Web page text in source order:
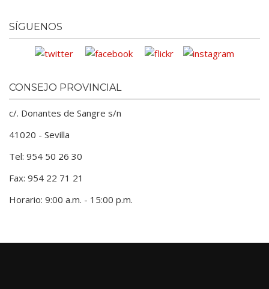
SÍGUENOS
CONSEJO PROVINCIAL
c/. Donantes de Sangre s/n
41020 - Sevilla
Tel: 954 50 26 30
Fax: 954 22 71 21
Horario: 9:00 a.m. - 15:00 p.m.